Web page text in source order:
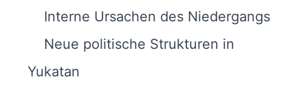
Interne Ursachen des Niedergangs
Neue politische Strukturen in
Yukatan